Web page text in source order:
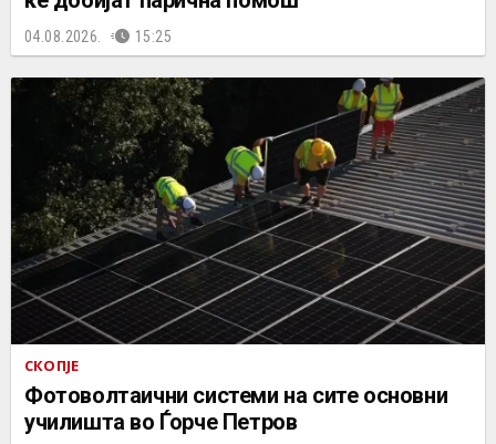
04.08.2026. 15:25
СКОПЈЕ
Фотоволтаични системи на сите основни
училишта во Ѓорче Петров